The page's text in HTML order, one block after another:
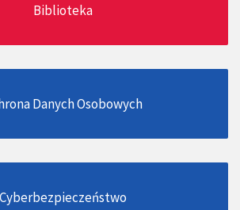
Biblioteka
Danych Osobowych
Cyberbezpieczeństwo